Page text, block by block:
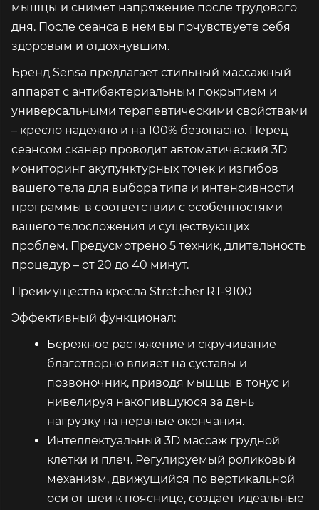
мышцы и снимет напряжение после трудового
дня. После сеанса в нем вы почувствуете себя
здоровым и отдохнувшим.
Бренд Sensa предлагает стильный массажный
аппарат с антибактериальным покрытием и
универсальными терапевтическими свойствами
– кресло надежно и на 100% безопасно. Перед
сеансом сканер проводит автоматический 3D
мониторинг акупунктурных точек и изгибов
вашего тела для выбора типа и интенсивности
программы в соответствии с особенностями
вашего телосложения и существующих
проблем. Предусмотрено 5 техник, длительность
процедур – от 20 до 40 минут.
Преимущества кресла Stretcher RT-9100
Эффективный функционал:
Бережное растяжение и скручивание
благотворно влияет на суставы и
позвоночник, приводя мышцы в тонус и
нивелируя накопившуюся за день
нагрузку на нервные окончания.
Интеллектуальный 3D массаж грудной
клетки и плеч. Регулируемый роликовый
механизм, движущийся по вертикальной
оси от шеи к пояснице, создает идеальные